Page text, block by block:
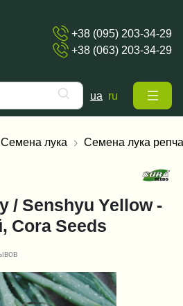
+38 (095) 203-34-29
+38 (063) 203-34-29
ua ru
Семена лука Семена лука
/ Senshyu Yellow -
Cora Seeds